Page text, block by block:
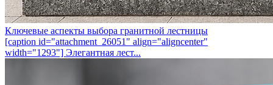
Ключевые аспекты выбора гранитной лестницы
[caption id="attachment_26051" align="aligncenter"
width="1293"] Элегантная лест...